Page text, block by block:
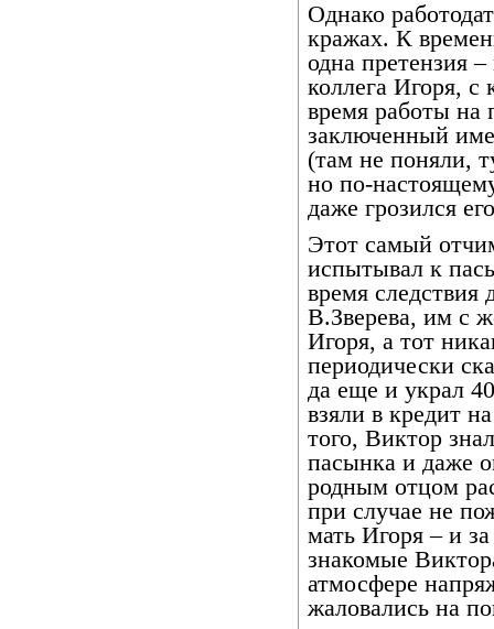
Однако
кражах. К
одна претензия
коллега Игоря, с
время работы на
заключенный
(там не поняли,
но по-
даже грозился
Этот самый
испытывал к
время следствия
В.Зверева, им с
Игоря, а тот
периодически
да еще и украл
взяли в кредит
того, Виктор
пасынка и даже
родным отцом
при случае не
мать Игоря – и
знакомые
атмосфере
жаловались на